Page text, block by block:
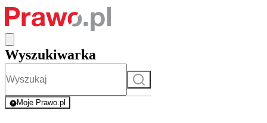
Wyszukiwarka
Szukaj
Moje Prawo.pl
- rejestracja i logowanie do serwisu